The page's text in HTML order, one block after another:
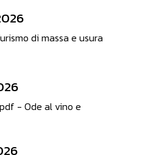
di massa e usura
- Ode al vino e